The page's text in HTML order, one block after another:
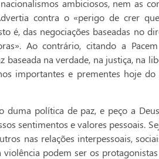
ambiciosos, nem as
contra o «perigo de crer
é, das negociações baseadas no
Ao contrário, citando a
baseada na verdade, na justiça, na
importantes e prementes hoje
duma política de paz, e peço a
sentimentos e valores pessoais.
nas relações interpessoais,
podem ser os